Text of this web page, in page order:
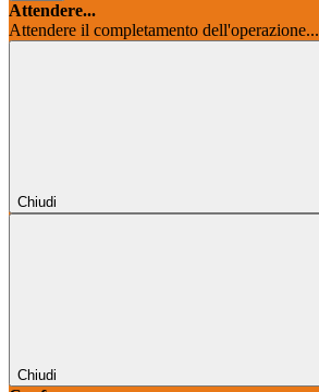
Attendere...
Attendere il completamento dell'operazione...
Chiudi
Chiudi